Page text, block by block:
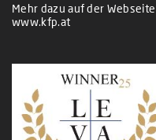
Mehr dazu auf der Webseite
www.kfp.at